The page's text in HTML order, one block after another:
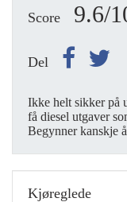
Score 9.6/
Del
Ikke helt sikker på
få diesel utgaver
Begynner kanskje
Kjøreglede